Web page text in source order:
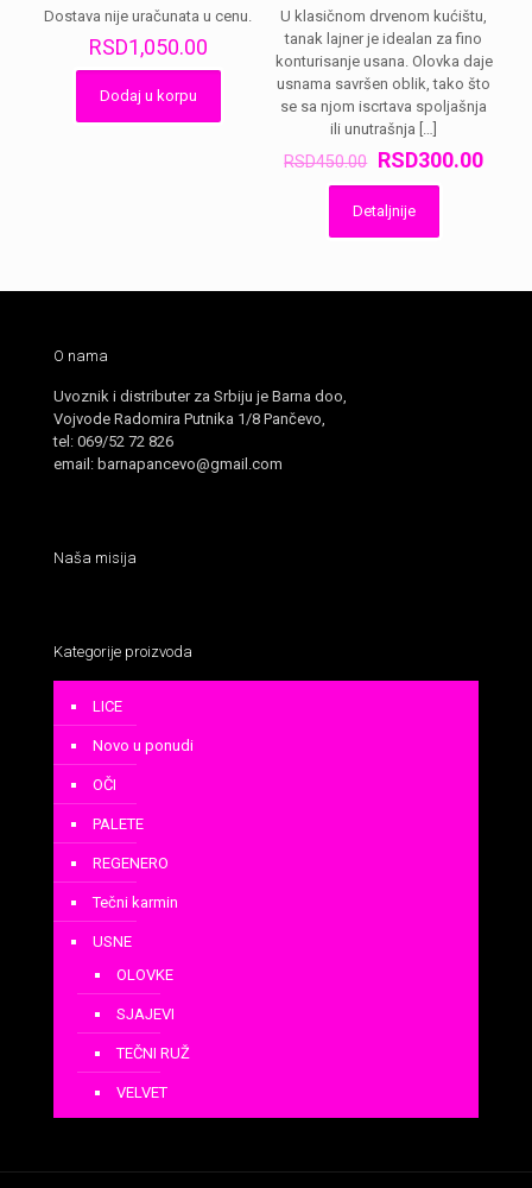
Dostava nije uračunata u cenu.
RSD1,050.00
Dodaj u korpu
U klasičnom drvenom kućištu,
tanak lajner je idealan za fino
konturisanje usana. Olovka daje
usnama savršen oblik, tako što
se sa njom iscrtava spoljašnja
ili unutrašnja […]
RSD450.00 Оригинална
цена
је
била:
RSD300.00
Detaljnije
O nama
Uvoznik i distributer za Srbiju je Barna doo,
Vojvode Radomira Putnika 1/8 Pančevo,
tel: 069/52 72 826
email: barnapancevo@gmail.com
Naša misija
Kategorije proizvoda
LICE
Novo u ponudi
OČI
PALETE
REGENERO
Tečni karmin
USNE
OLOVKE
SJAJEVI
TEČNI RUŽ
VELVET